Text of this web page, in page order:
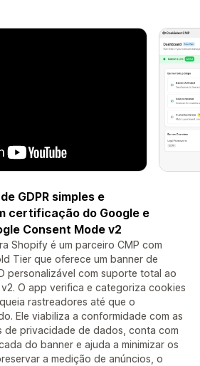
GDPR simples e
certificação do Google e
Consent Mode v2
Shopify é um parceiro CMP com
Tier que oferece um banner de
personalizável com suporte total ao
O app verifica e categoriza cookies
rastreadores até que o
Ele viabiliza a conformidade com as
de privacidade de dados, conta com
do banner e ajuda a minimizar os
a medição de anúncios, o